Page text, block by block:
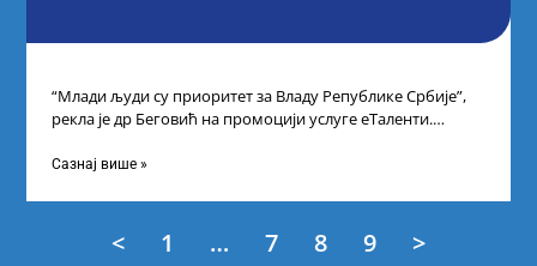
“Млади људи су приоритет за Владу Републике Србије”,
рекла је др Беговић на промоцији услуге еТаленти.
Сазнај више »
< 1 … 7 8 9 >